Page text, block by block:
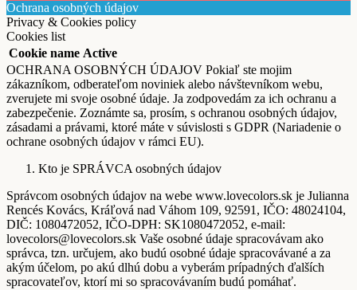
Ochrana osobných údajov
Privacy & Cookies policy
Cookies list
Cookie name Active
OCHRANA OSOBNÝCH ÚDAJOV Pokiaľ ste mojim
zákazníkom, odberateľom noviniek alebo návštevníkom webu,
zverujete mi svoje osobné údaje. Ja zodpovedám za ich ochranu a
zabezpečenie. Zoznámte sa, prosím, s ochranou osobných údajov,
zásadami a právami, ktoré máte v súvislosti s GDPR (Nariadenie o
ochrane osobných údajov v rámci EU).
Kto je SPRÁVCA osobných údajov
Správcom osobných údajov na webe www.lovecolors.sk je Julianna
Rencés Kovács, Kráľová nad Váhom 109, 92591, IČO: 48024104,
DIČ: 1080472052, IČO-DPH: SK1080472052, e-mail:
lovecolors@lovecolors.sk Vaše osobné údaje spracovávam ako
správca, tzn. určujem, ako budú osobné údaje spracovávané a za
akým účelom, po akú dlhú dobu a vyberám prípadných ďalších
spracovateľov, ktorí mi so spracovávaním budú pomáhať.